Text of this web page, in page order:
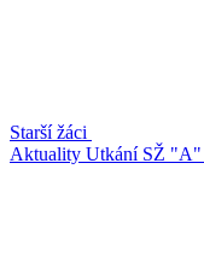
Starší žáci
Aktuality Utkání SŽ "A"